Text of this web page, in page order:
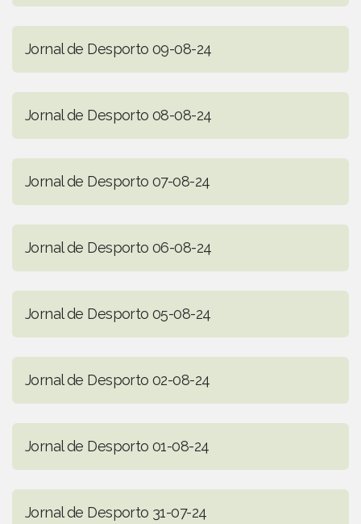
Jornal de Desporto 09-08-24
Jornal de Desporto 08-08-24
Jornal de Desporto 07-08-24
Jornal de Desporto 06-08-24
Jornal de Desporto 05-08-24
Jornal de Desporto 02-08-24
Jornal de Desporto 01-08-24
Jornal de Desporto 31-07-24